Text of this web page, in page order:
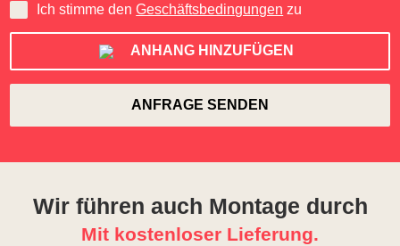
Ich stimme denGeschäftsbedingungen zu
ANHANG HINZUFÜGEN
Wir führen auch Montage durch
Mit kostenloser Lieferung.